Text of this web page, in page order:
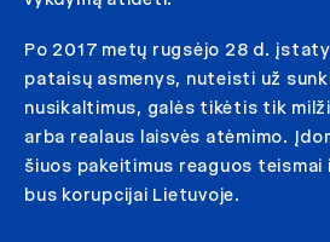
Po 2017 metų rugsėjo 28 d.
pataisų asmenys, nuteisti už
nusikaltimus, galės tikėtis tik
arba realaus laisvės atėmimo.
šiuos pakeitimus reaguos teismai
bus korupcijai Lietuvoje.